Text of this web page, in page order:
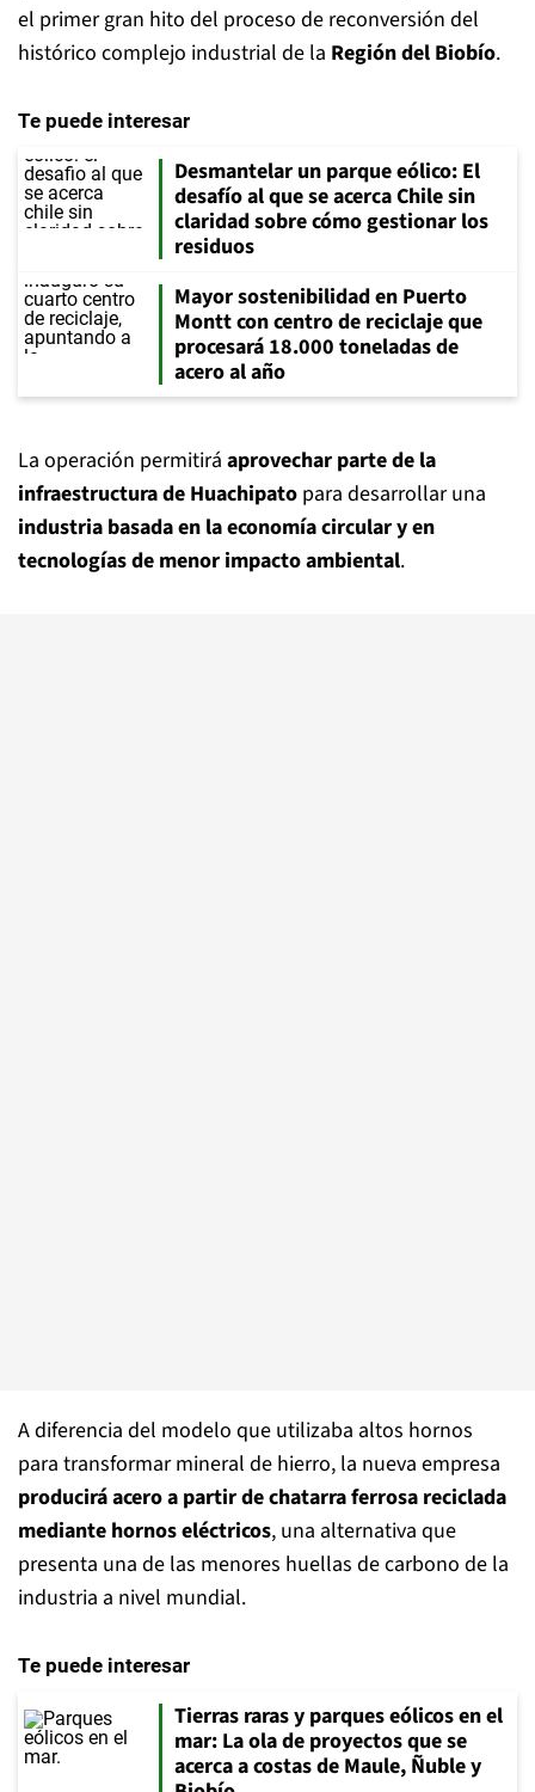
el primer gran hito del proceso de reconversión del
histórico complejo industrial de la Región del Biobío.
Te puede interesar
Desmantelar un parque eólico: El
desafío al que se acerca Chile sin
claridad sobre cómo gestionar los
residuos
Mayor sostenibilidad en Puerto
Montt con centro de reciclaje que
procesará 18.000 toneladas de
acero al año
La operación permitirá aprovechar parte de la
infraestructura de Huachipato para desarrollar una
industria basada en la economía circular y en
tecnologías de menor impacto ambiental.
A diferencia del modelo que utilizaba altos hornos
para transformar mineral de hierro, la nueva empresa
producirá acero a partir de chatarra ferrosa reciclada
mediante hornos eléctricos, una alternativa que
presenta una de las menores huellas de carbono de la
industria a nivel mundial.
Te puede interesar
Tierras raras y parques eólicos en el
mar: La ola de proyectos que se
acerca a costas de Maule, Ñuble y